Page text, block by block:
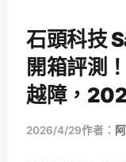
石頭科技
開箱評測
越障，
2026/4/29作者：